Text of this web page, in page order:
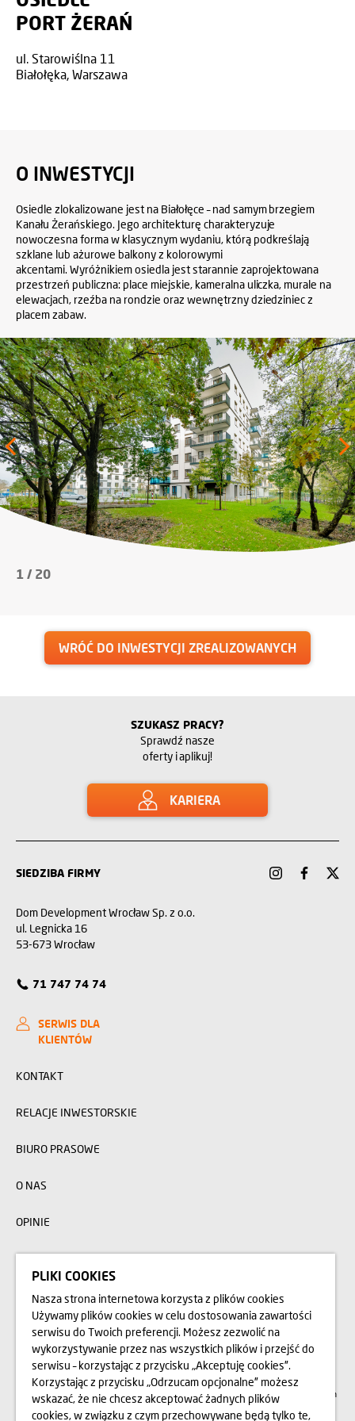
PORT ŻERAŃ
ul. Starowiślna 11
Białołęka, Warszawa
O INWESTYCJI
Osiedle zlokalizowane jest na Białołęce – nad samym brzegiem
Kanału Żerańskiego. Jego architekturę charakteryzuje
nowoczesna forma w klasycznym wydaniu, którą podkreślają
szklane lub ażurowe balkony z kolorowymi
akcentami. Wyróżnikiem osiedla jest starannie zaprojektowana
przestrzeń publiczna: place miejskie, kameralna uliczka, murale na
elewacjach, rzeźba na rondzie oraz wewnętrzny dziedziniec z
placem zabaw.
1 / 20
WRÓĆ DO INWESTYCJI ZREALIZOWANYCH
SZUKASZ PRACY?
Sprawdź nasze
oferty i aplikuj!
KARIERA
SIEDZIBA FIRMY
Dom Development Wrocław Sp. z o.o.
ul. Legnicka 16
53-673 Wrocław
71 747 74 74
SERWIS DLA
KLIENTÓW
KONTAKT
RELACJE INWESTORSKIE
BIURO PRASOWE
O NAS
OPINIE
BLOG
Przedstawione na stronie internetowej www.domd.pl wizualizacje, animacje oraz
modele budynku mają charakter poglądowy. Wygląd budynku oraz
zagospodarowanie terenu mogą nieznacznie ulec zmianie na etapie realizacji.
Zmianie nie ulegną istotne cechy świadczenia oraz funkcjonalność budynku.
Wszelkie prawa zastrzeżone. Prawa do używania, kopiowania i rozpowszechniania
wszelkich danych i materiałów dostępnych na niniejszej stronie internetowej
podlegają w szczególności przepisom ustawy z dnia 4 lutego 1994 r. o Prawie
autorskim i prawach pokrewnych (Dz. U. 2006 Nr 90 poz. 631 z późn. zm.).
Wykorzystywanie danych lub materiałów z niniejszej strony w jakichkolwiek celach
wymaga każdorazowo pisemnej zgody Dom Development S.A. W przypadku
zapotrzebowania na w/w materiały prosimy o kontakt na adres:
PLIKI COOKIES
Nasza strona internetowa korzysta z plików cookies
Używamy plików cookies w celu dostosowania zawartości
serwisu do Twoich preferencji. Możesz zezwolić na
wykorzystywanie przez nas wszystkich plików i przejść do
serwisu – korzystając z przycisku „Akceptuję cookies”.
Korzystając z przycisku „Odrzucam opcjonalne” możesz
wskazać, że nie chcesz akceptować żadnych plików
cookies, w związku z czym przechowywane będą tylko te,